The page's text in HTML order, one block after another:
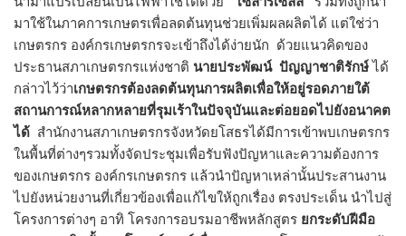
มาใช้ในภาคการเกษตรเพื่อลดต้นทุนช่วยเพิ่มผลผลิตได้ แต่ใช่ว่า
เกษตรกร องค์กรเกษตรกรจะเข้าถึงได้ง่ายนัก ด้วยแนวคิดของ
ประธานสภาเกษตรกรแห่งชาติ นายประพัฒน์ ปัญญาชาติรักษ์ได้
กล่าวไว้ว่าเกษตรกรต้องลดต้นทุนการผลิตเพื่อให้อยู่รอดภายใต้
สถานการณ์หลากหลายที่รุมเร้าในปัจจุบันและต่อยอดไปยังอนาคต
ได้ สำนักงานสภาเกษตรกรจังหวัดยโสธรได้มีการเข้าพบเกษตรกร
ในพื้นที่ต่างๆรวมทั้งจัดประชุมเพื่อรับฟังปัญหาและความต้องการ
ของเกษตรกร องค์กรเกษตรกร แล้วนำปัญหาเหล่านั้นประสานงาน
ไปยังหน่วยงานที่เกี่ยวข้องเพื่อแก้ไขให้ถูกเรื่อง ตรงประเด็น นำไปสู่
โครงการต่างๆ อาทิ โครงการอบรมอาชีพหลักสูตร ยกระดับฝีมือ